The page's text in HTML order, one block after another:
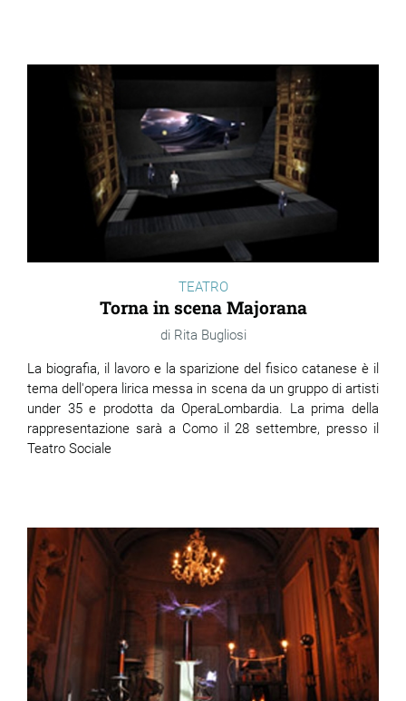
TEATRO
Torna in scena Majorana
Rita Bugliosi
La biografia, il lavoro e la sparizione del fisico catanese è il
tema dell'opera lirica messa in scena da un gruppo di artisti
under 35 e prodotta da OperaLombardia. La prima della
rappresentazione sarà a Como il 28 settembre, presso il
Teatro Sociale